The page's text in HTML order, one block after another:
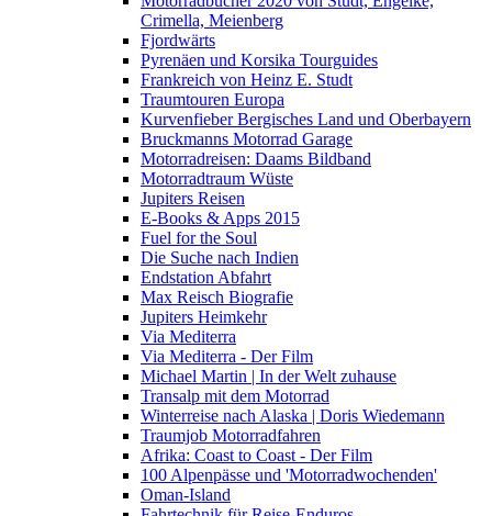
Crimella, Meienberg
Fjordwärts
Pyrenäen und Korsika Tourguides
Frankreich von Heinz E. Studt
Traumtouren Europa
Kurvenfieber Bergisches Land und Oberbayern
Bruckmanns Motorrad Garage
Motorradreisen: Daams Bildband
Motorradtraum Wüste
Jupiters Reisen
E-Books & Apps 2015
Fuel for the Soul
Die Suche nach Indien
Endstation Abfahrt
Max Reisch Biografie
Jupiters Heimkehr
Via Mediterra
Via Mediterra - Der Film
Michael Martin | In der Welt zuhause
Transalp mit dem Motorrad
Winterreise nach Alaska | Doris Wiedemann
Traumjob Motorradfahren
Afrika: Coast to Coast - Der Film
100 Alpenpässe und 'Motorradwochenden'
Oman-Island